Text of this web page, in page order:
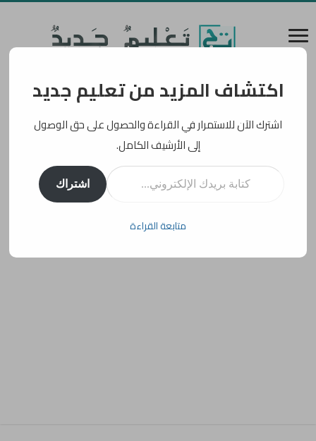
اكتشاف المزيد من تعليم جديد
اشترك الآن للاستمرار في القراءة والحصول على حق الوصول
إلى الأرشيف الكامل.
كتابة بريدك الإلكتروني...
اشتراك
متابعة القراءة